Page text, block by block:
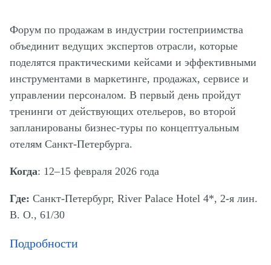
Форум по продажам в индустрии гостеприимства
объединит ведущих экспертов отрасли, которые
поделятся практическими кейсами и эффективными
инструментами в маркетинге, продажах, сервисе и
управлении персоналом. В первый день пройдут
тренинги от действующих отельеров, во второй
запланированы бизнес-туры по концептуальным
отелям Санкт-Петербурга.
Когда: 12–15 февраля 2026 года
Где: Санкт-Петербург, River Palace Hotel 4*, 2-я лин.
В. О., 61/30
Подробности